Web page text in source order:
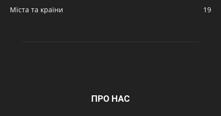
Міста та країни
19
ПРО НАС